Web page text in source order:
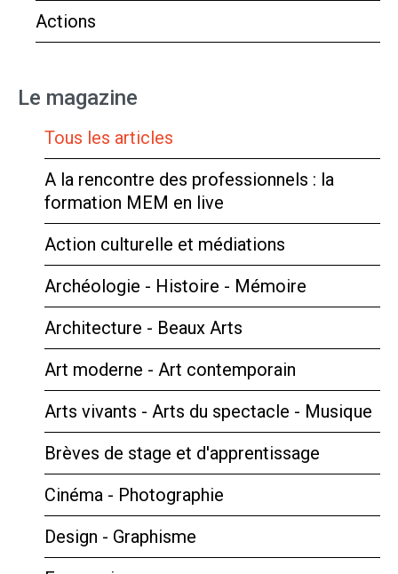
Actions
Le magazine
Tous les articles
A la rencontre des professionnels : la
formation MEM en live
Action culturelle et médiations
Archéologie - Histoire - Mémoire
Architecture - Beaux Arts
Art moderne - Art contemporain
Arts vivants - Arts du spectacle - Musique
Brèves de stage et d'apprentissage
Cinéma - Photographie
Design - Graphisme